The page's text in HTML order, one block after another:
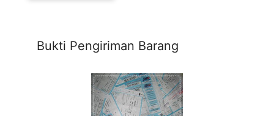
Bukti Pengiriman Barang